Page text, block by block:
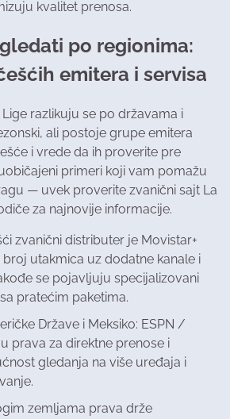
kvalitet prenosa.
po regionima:
emitera i servisa
razlikuju se po državama i
ali postoje grupe emitera
i vrede da ih proverite pre
primeri koji vam pomažu
— uvek proverite zvanični sajt La
za najnovije informacije.
zvanični distributer je Movistar+
broj utakmica uz dodatne kanale i
se pojavljuju specijalizovani
pratećim paketima.
Države i Meksiko: ESPN /
prava za direktne prenose i
gledanja na više uređaja i
zemljama prava drže